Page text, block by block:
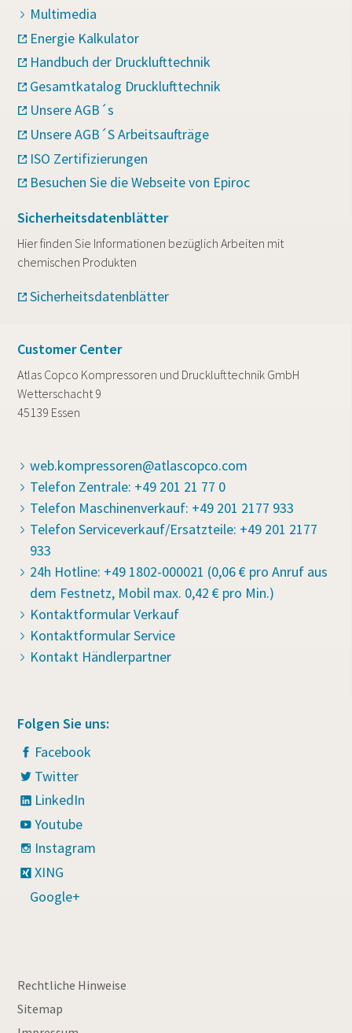
Multimedia
Energie Kalkulator
Handbuch der Drucklufttechnik
Gesamtkatalog Drucklufttechnik
Unsere AGB´s
Unsere AGB´S Arbeitsaufträge
ISO Zertifizierungen
Besuchen Sie die Webseite von Epiroc
Sicherheitsdatenblätter
Hier finden Sie Informationen bezüglich Arbeiten mit
chemischen Produkten
Sicherheitsdatenblätter
Customer Center
Atlas Copco Kompressoren und Drucklufttechnik GmbH
Wetterschacht 9
45139 Essen
web.kompressoren@atlascopco.com
Telefon Zentrale: +49 201 21 77 0
Telefon Maschinenverkauf: +49 201 2177 933
Telefon Serviceverkauf/Ersatzteile: +49 201 2177
933
24h Hotline: +49 1802-000021 (0,06 € pro Anruf aus
dem Festnetz, Mobil max. 0,42 € pro Min.)
Kontaktformular Verkauf
Kontaktformular Service
Kontakt Händlerpartner
Folgen Sie uns:
Facebook
Twitter
LinkedIn
Youtube
Instagram
XING
Google+
Rechtliche Hinweise
Sitemap